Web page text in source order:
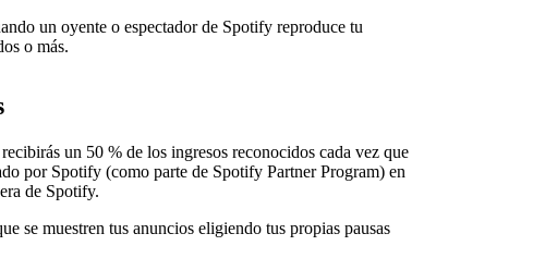
un oyente o espectador de Spotify reproduce tu
o más.
un 50 % de los ingresos reconocidos cada vez que
por Spotify (como parte de Spotify Partner Program) en
de Spotify.
se muestren tus anuncios eligiendo tus propias pausas